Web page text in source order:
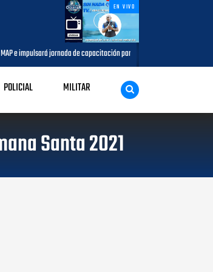
EN VIVO
impulsará jornada de capacitación para comunicadores del municipio
POLICIAL MILITAR
Santa 2021